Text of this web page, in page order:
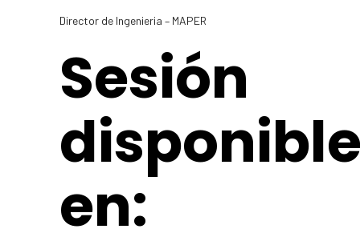
Director de Ingenieria – MAPER
Sesión
en: